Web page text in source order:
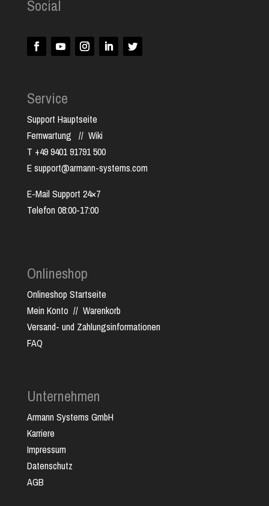
Social
Service
Support Hauptseite
Fernwartung // Wiki
T +49 9401 91791 500
E support@armann-systems.com
E-Mail Support 24×7
Telefon 08:00-17:00
Onlineshop
Onlineshop Startseite
Mein Konto // Warenkorb
Versand- und Zahlungsinformationen
FAQ
Unternehmen
Armann Systems GmbH
Karriere
Impressum
Datenschutz
AGB